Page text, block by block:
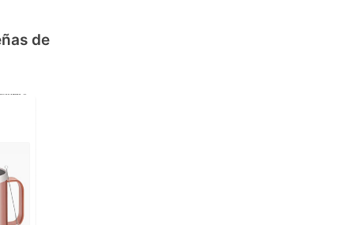
de